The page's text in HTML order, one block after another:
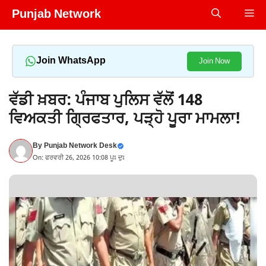
Skip
Punjab Network
Join WhatsApp Join Now
ਵੱਡੀ ਖ਼ਬਰ: ਪੰਜਾਬ ਪੁਲਿਸ ਵੱਲੋਂ 148
ਵਿਅਕਤੀ ਗ੍ਰਿਫਤਾਰ, ਪੜ੍ਹੋ ਪੂਰਾ ਮਾਮਲਾ!
ByPunjab Network Desk
On: ਫਰਵਰੀ 26, 2026 10:08 ਪੂਃ ਦੁਃ